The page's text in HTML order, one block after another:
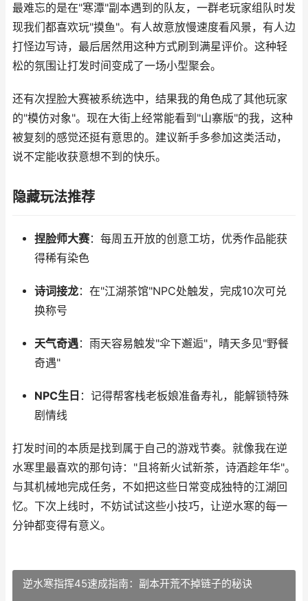
最难忘的是在"寒潭"副本遇到的队友，一群老玩家组队时发
现我们都喜欢玩"摸鱼"。有人故意放慢速度看风景，有人边
打怪边写诗，最后居然用这种方式刷到满星评价。这种轻
松的氛围让打发时间变成了一场小型聚会。
还有次捏脸大赛被系统选中，结果我的角色成了其他玩家
的"模仿对象"。现在大街上经常能看到"山寨版"的我，这种
被复刻的感觉还挺有意思的。建议新手多参加这类活动，
说不定能收获意想不到的快乐。
隐藏玩法推荐
捏脸师大赛：每周五开放的创意工坊，优秀作品能获
得稀有染色
诗词接龙：在"江湖茶馆"NPC处触发，完成10次可兑
换称号
天气奇遇：雨天容易触发"伞下邂逅"，晴天多见"野餐
奇遇"
NPC生日 ：记得帮客栈老板娘准备寿礼，能解锁特殊
剧情线
打发时间的本质是找到属于自己的游戏节奏。就像我在逆
水寒里最喜欢的那句诗："且将新火试新茶，诗酒趁年华"。
与其机械地完成任务，不如把这些日常变成独特的江湖回
忆。下次上线时，不妨试试这些小技巧，让逆水寒的每一
分钟都变得有意义。
逆水寒指挥45速成指南：副本开荒不掉链子的秘诀